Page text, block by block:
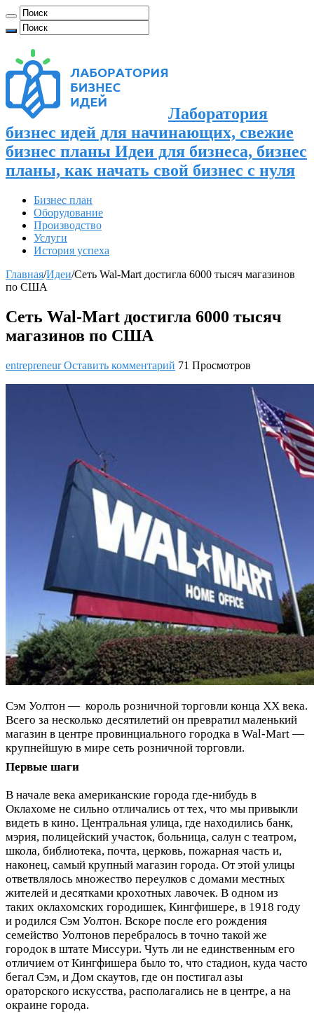
Лаборатория
бизнес идей для начинающих, свежие
бизнес планы Идеи для бизнеса, бизнес
планы, как начать свой бизнес с нуля
Бизнес план
Оборудование
Производство
Услуги
История успеха
Главная/Идеи/Сеть Wal-Mart достигла 6000 тысяч магазинов
по США
Сеть Wal-Mart достигла 6000 тысяч
магазинов по США
entrepreneurОставить комментарий 71 Просмотров
Сэм Уолтон — король розничной торговли конца XX века.
Всего за несколько десятилетий он превратил маленький
магазин в центре провинциального городка в Wal-Mart —
крупнейшую в мире сеть розничной торговли.
Первые шаги
В начале века американские города где-нибудь в
Оклахоме не сильно отличались от тех, что мы привыкли
видеть в кино. Центральная улица, где находились банк,
мэрия, полицейский участок, больница, салун с театром,
школа, библиотека, почта, церковь, пожарная часть и,
наконец, самый крупный магазин города. От этой улицы
ответвлялось множество переулков с домами местных
жителей и десятками крохотных лавочек. В одном из
таких оклахомских городишек, Кингфишере, в 1918 году
и родился Сэм Уолтон. Вскоре после его рождения
семейство Уолтонов перебралось в точно такой же
городок в штате Миссури. Чуть ли не единственным его
отличием от Кингфишера было то, что стадион, куда часто
бегал Сэм, и Дом скаутов, где он постигал азы
ораторского искусства, располагались не в центре, а на
окраине города.